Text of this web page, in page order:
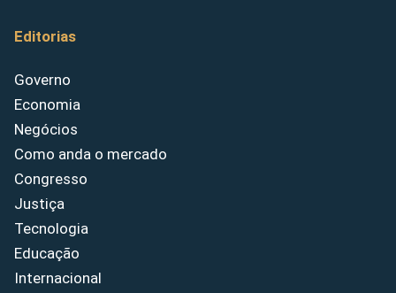
Editorias
Governo
Economia
Negócios
Como anda o mercado
Congresso
Justiça
Tecnologia
Educação
Internacional